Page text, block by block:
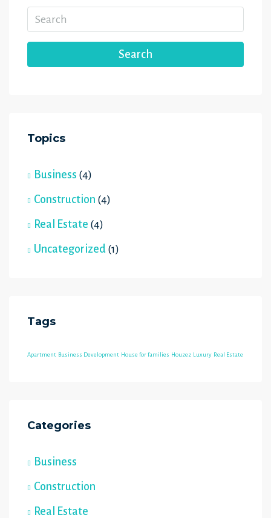
Search
Topics
Business (4)
Construction (4)
Real Estate (4)
Uncategorized (1)
Tags
Apartment Business Development House for families Houzez Luxury Real Estate
Categories
Business
Construction
Real Estate